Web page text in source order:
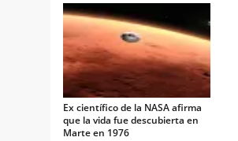
Ex científico de la NASA afirma
que la vida fue descubierta en
Marte en 1976